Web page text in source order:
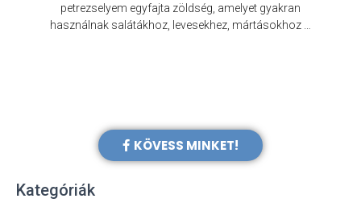
petrezselyem egyfajta zöldség, amelyet gyakran
használnak salátákhoz, levesekhez, mártásokhoz …
KÖVESS MINKET!
Kategóriák